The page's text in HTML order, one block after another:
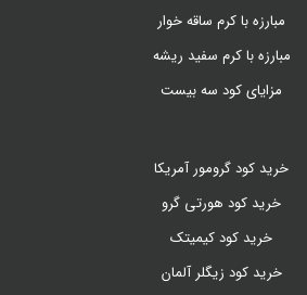
مبارزه با کرم ساقه خوار
مبارزه با کرم سفید ریشه
مزایای کود سه بیست
خرید کود گرومور آمریکا
خرید کود هورتی گرو
خرید کود کیمیتک
خرید کود زیگلر آلمان